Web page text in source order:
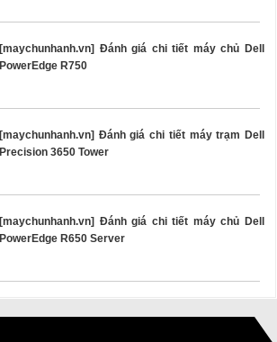
[maychunhanh.vn] Đánh giá chi tiết máy chủ Dell
PowerEdge R750
[maychunhanh.vn] Đánh giá chi tiết máy trạm Dell
Precision 3650 Tower
[maychunhanh.vn] Đánh giá chi tiết máy chủ Dell
PowerEdge R650 Server